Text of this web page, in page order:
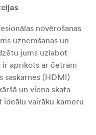
novērošanas
uzņemšanas un
jums uzlabot
aprīkots ar četrām
saskarnes (HDMI)
un viena skata
ideālu vairāku kameru
fokusa pārbaudes